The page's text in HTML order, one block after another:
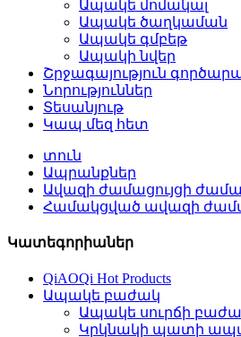
Ապակե մոմակալ
Ապակե ծաղկաման
Ապակե գմբեթ
Ապակի նվեր
Շրջագայություն
Նորություններ
Տեսանյութ
Կապ մեզ հետ
տուն
Ապրանքներ
Ավազի ժամացույցի
Համակցված ավազի
Կատեգորիաներ
QiAOQi Hot Products
Ապակե բաժակ
Ապակե սուրճի
Կրկնակի պատի